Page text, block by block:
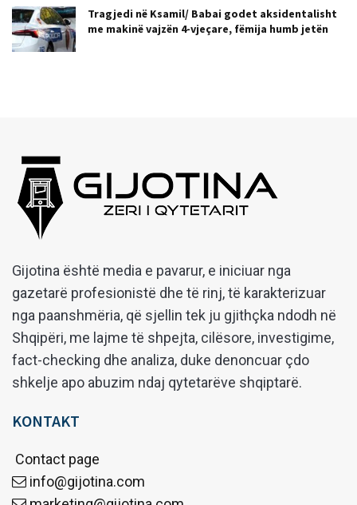
Tragjedi në Ksamil/ Babai godet aksidentalisht
me makinë vajzën 4-vjeçare, fëmija humb jetën
Gijotina është media e pavarur, e iniciuar nga
gazetarë profesionistë dhe të rinj, të karakterizuar
nga paanshmëria, që sjellin tek ju gjithçka ndodh në
Shqipëri, me lajme të shpejta, cilësore, investigime,
fact-checking dhe analiza, duke denoncuar çdo
shkelje apo abuzim ndaj qytetarëve shqiptarë.
KONTAKT
Contact page
info@gijotina.com